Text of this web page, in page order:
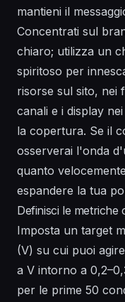
mantieni il
Concentrati sul
chiaro; utilizza un
spiritoso per
risorse sul sito, nei
canali e i display
la copertura. Se il
osserverai l'onda
quanto
espandere la tua
Definisci le metriche
Imposta un target
(V) su cui puoi
a V intorno a
per le prime 50